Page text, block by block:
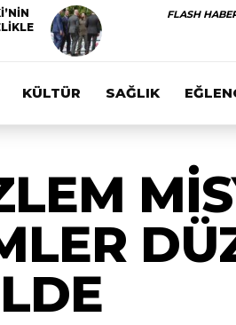
FLASH
KÜLTÜR SAĞLIK